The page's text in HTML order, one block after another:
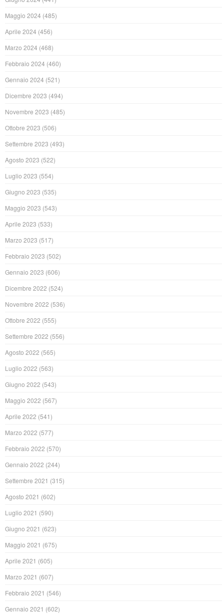
Maggio 2024 (485)
Aprile 2024 (456)
Marzo 2024 (468)
Febbraio 2024 (460)
Gennaio 2024 (521)
Dicembre 2023 (494)
Novembre 2023 (485)
Ottobre 2023 (506)
Settembre 2023 (493)
Agosto 2023 (522)
Luglio 2023 (554)
Giugno 2023 (535)
Maggio 2023 (543)
Aprile 2023 (533)
Marzo 2023 (517)
Febbraio 2023 (502)
Gennaio 2023 (606)
Dicembre 2022 (524)
Novembre 2022 (536)
Ottobre 2022 (555)
Settembre 2022 (556)
Agosto 2022 (565)
Luglio 2022 (563)
Giugno 2022 (543)
Maggio 2022 (567)
Aprile 2022 (541)
Marzo 2022 (577)
Febbraio 2022 (570)
Gennaio 2022 (244)
Settembre 2021 (315)
Agosto 2021 (602)
Luglio 2021 (590)
Giugno 2021 (623)
Maggio 2021 (675)
Aprile 2021 (605)
Marzo 2021 (607)
Febbraio 2021 (546)
Gennaio 2021 (602)